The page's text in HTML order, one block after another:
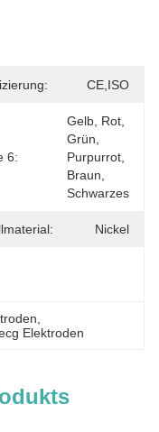
CE,ISO
6:
Gelb, Rot,
Grün,
Purpurrot,
Braun,
Schwarzes
Nickel
Elektroden